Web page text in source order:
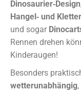
Dinosaurier‑Design
Hangel‑ und
und sogar
Rennen drehen
Kinderaugen!
Besonders
wetterunabhängig